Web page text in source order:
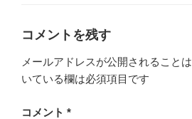
コメントを残す
メールアドレスが公開されることは
いている欄は必須項目です
コメント *